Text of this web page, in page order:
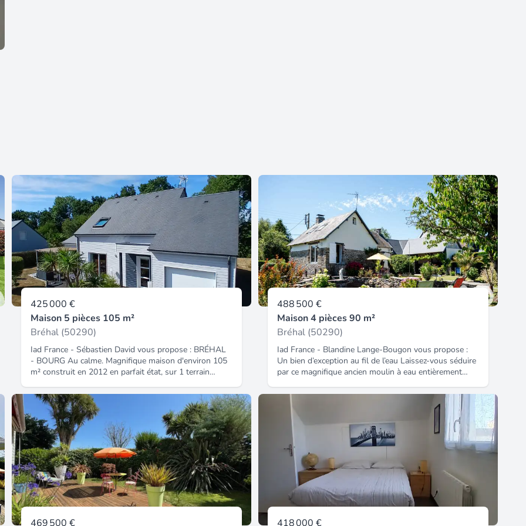
425 000 €
Maison 5 pièces 105 m²
Bréhal (50290)
Iad France - Sébastien David vous propose : BRÉHAL
- BOURG Au calme. Magnifique maison d'environ 105
m² construit en 2012 en parfait état, sur 1 terrain
regards. Tous commerces et bourg à pied. Superbe
volume dès l'entrée avec 1 séjour salon baigné de
lumière d'environ 55 m², cuisine équipée. Grandes
baies vitrées donnant sur la terrasse aménagée avec
pergola. 1 suite parentale de plain pied avec salle
d'eau, WC séparé. À l'étage, mezzanine, 2 grandes
chambres, salle d'eau et WC séparé. 1 grand garage
avec grenier au dessus. Emplacement, Matériaux de
qualité, confort, décoration font de cette maison 1
opportunité rare sur le marché. Honoraires d'agence à
la charge du vendeur. La présentation d'une pièce
d'identité en cours de validité sera demandée à la
488 500 €
Maison 4 pièces 90 m²
Bréhal (50290)
Iad France - Blandine Lange-Bougon vous propose :
Un bien d’exception au fil de l’eau Laissez-vous séduire
par ce magnifique ancien moulin à eau entièrement
authentique et confort moderne. Un bien atypique,
rare sur le marché, où l’eau est omniprésente et dicte
une atmosphère apaisante et unique. Au rez-de-
chaussée, la vie s’articule autour de deux pièces
maîtresses. Une belle cuisine entièrement aménagée et
équipée, agrémentée d’une cheminée fonctionnelle,
invite à des moments chaleureux en toute saison. Elle
ouvre sur un grand séjour lumineux, lui aussi doté
d’une cheminée fonctionnelle, offrant un espace de vie
généreux et plein de caractère. À l’étage, trois espaces
soigneusement aménagés vous attendent : deux
chambres au calme, un bureau idéal pour le télétravail
469 500 € 418 000 €